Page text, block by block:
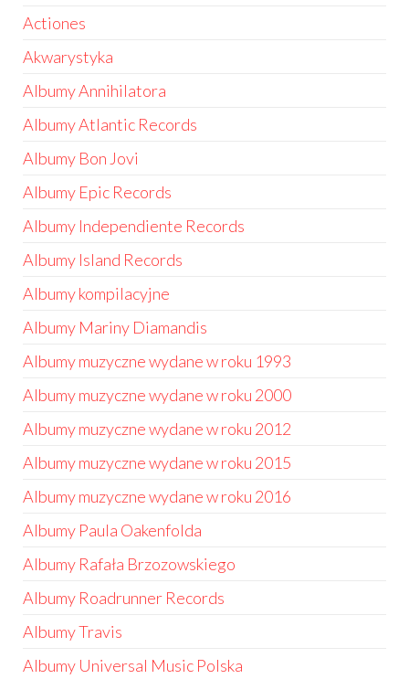
Actiones
Akwarystyka
Albumy Annihilatora
Albumy Atlantic Records
Albumy Bon Jovi
Albumy Epic Records
Albumy Independiente Records
Albumy Island Records
Albumy kompilacyjne
Albumy Mariny Diamandis
Albumy muzyczne wydane w roku 1993
Albumy muzyczne wydane w roku 2000
Albumy muzyczne wydane w roku 2012
Albumy muzyczne wydane w roku 2015
Albumy muzyczne wydane w roku 2016
Albumy Paula Oakenfolda
Albumy Rafała Brzozowskiego
Albumy Roadrunner Records
Albumy Travis
Albumy Universal Music Polska